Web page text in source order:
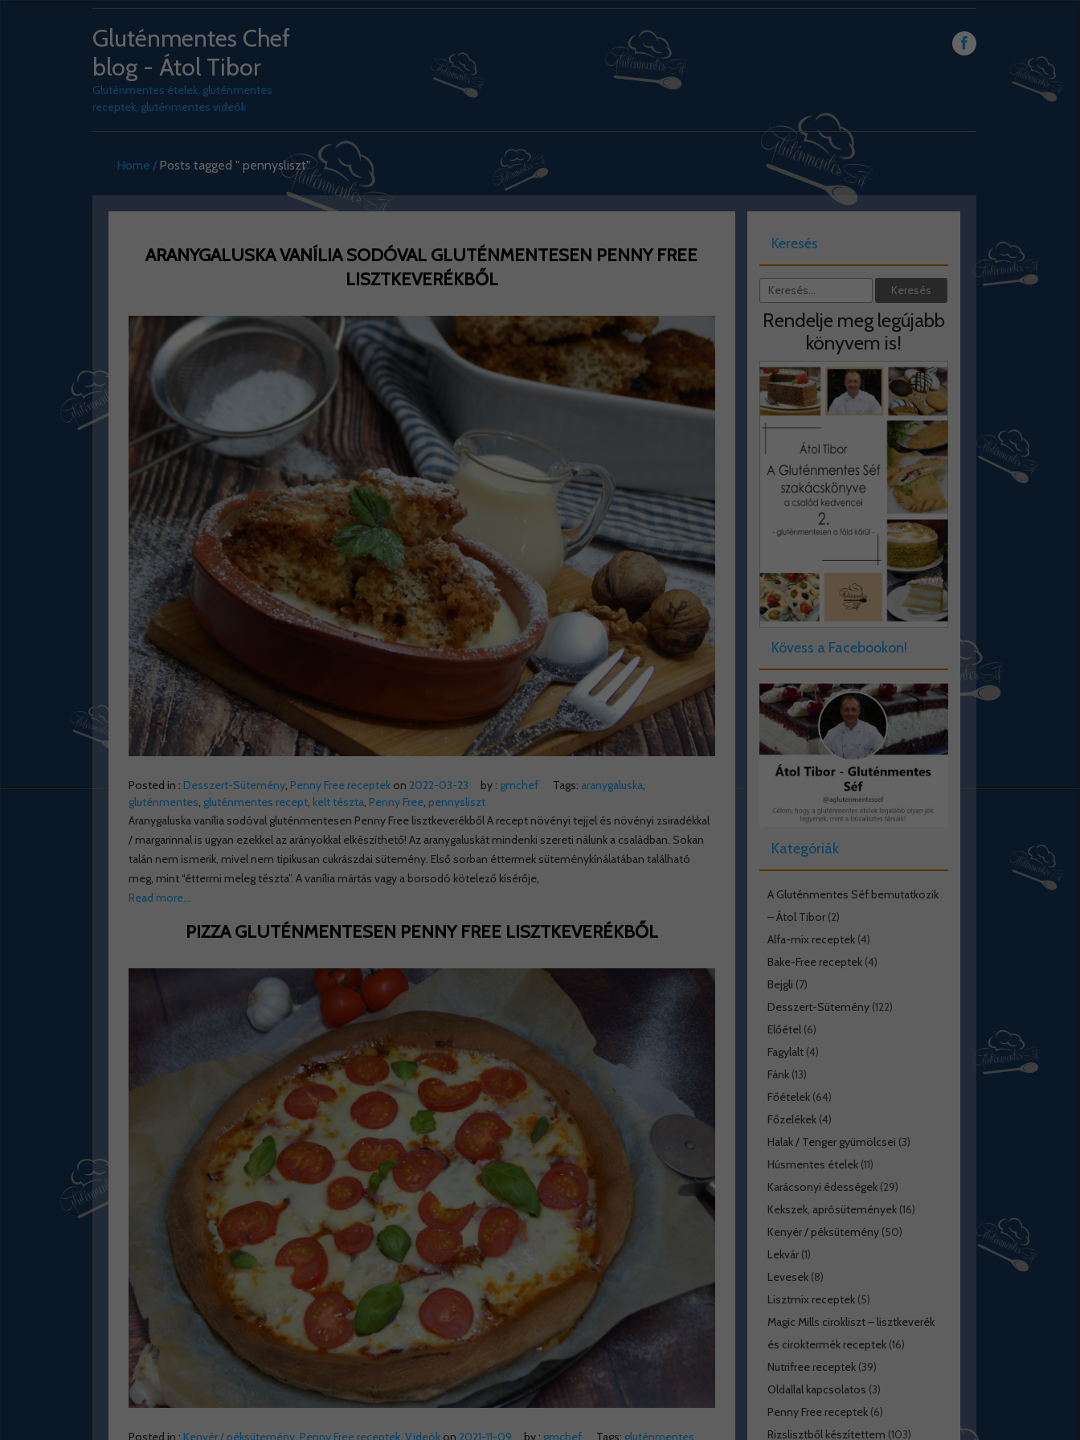
Gluténmentes Chef
blog - Átol Tibor
Gluténmentes ételek, gluténmentes
receptek, gluténmentes videók
Home Posts tagged " pennysliszt"
ARANYGALUSKA VANÍLIA SODÓVAL GLUTÉNMENTESEN PENNY FREE
LISZTKEVERÉKBŐL
Posted in : Desszert-Sütemény, Penny Free receptek on 2022-03-23 by : gmchef Tags: aranygaluska
gluténmentes gluténmentes recept, kelt tészta Penny Free, pennysliszt
Aranygaluska vanília sodóval gluténmentesen Penny Free lisztkeverékből A recept növényi tejjel és növényi zsiradékkal
/ margarinnal is ugyan ezekkel az arányokkal elkészíthető! Az aranygaluskát mindenki szereti nálunk a családban. Sokan
talán nem ismerik, mivel nem tipikusan cukrászdai sütemény. Első sorban éttermek süteménykínálatában található
meg, mint “éttermi meleg tészta”. A vanília mártás vagy a borsodó kötelező kísérője,
Read more…
PIZZA GLUTÉNMENTESEN PENNY FREE LISZTKEVERÉKBŐL
Posted in : Kenyér / péksütemény, Penny Free receptek, Videók on 2021-11-09 by : gmchef Tags: gluténmentes,
Keresés
Rendelje meg legújabb
könyvem is!
Kövess a Facebookon!
Kategóriák
A Gluténmentes Séf bemutatkozik
– Átol Tibor(2)
Alfa-mix receptek(4)
Bake-Free receptek(4)
Bejgli (7)
Desszert-Sütemény(122)
Előétel(6)
Fagylalt(4)
Fánk(13)
Főételek(64)
Főzelékek(4)
Halak / Tenger gyümölcsei (3)
Húsmentes ételek(11)
Karácsonyi édességek(29)
Kekszek, aprósütemények(16)
Kenyér / péksütemény(50)
Lekvár(1)
Levesek(8)
Lisztmix receptek(5)
Magic Mills cirokliszt – lisztkeverék
és ciroktermék receptek(16)
Nutrifree receptek(39)
Oldallal kapcsolatos (3)
Penny Free receptek(6)
Rizslisztből készítettem (103)